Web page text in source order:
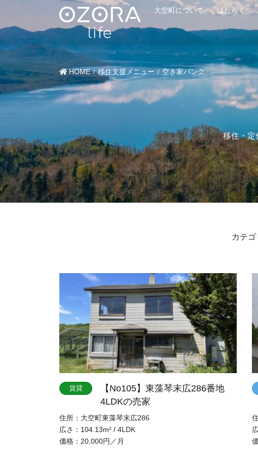
大空町について はたらく
HOME 移住支援メニュー 空き家バンク
移住・定
カテゴ
賃貸
【No105】東藻琴末広286番地
4LDKの売家
住所：大空町東藻琴末広286
広さ：104.13m² / 4LDK
価格：20,000円／月